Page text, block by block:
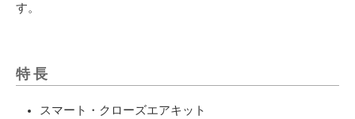
す。
特長
スマート・クローズエアキット